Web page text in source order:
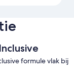
formule vlak bij